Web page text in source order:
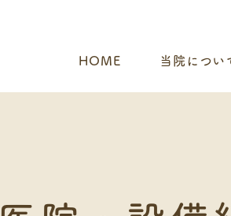
HOME 当院につい